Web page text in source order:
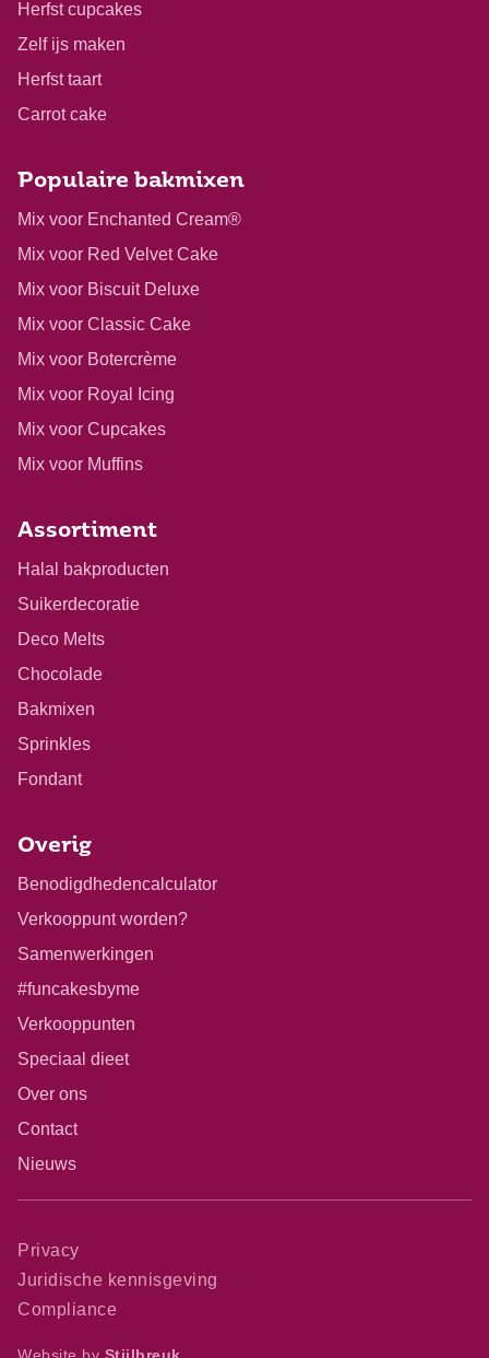
Herfst cupcakes
Zelf ijs maken
Herfst taart
Carrot cake
Populaire bakmixen
Mix voor Enchanted Cream®
Mix voor Red Velvet Cake
Mix voor Biscuit Deluxe
Mix voor Classic Cake
Mix voor Botercrème
Mix voor Royal Icing
Mix voor Cupcakes
Mix voor Muffins
Assortiment
Halal bakproducten
Suikerdecoratie
Deco Melts
Chocolade
Bakmixen
Sprinkles
Fondant
Overig
Benodigdhedencalculator
Verkooppunt worden?
Samenwerkingen
#funcakesbyme
Verkooppunten
Speciaal dieet
Over ons
Contact
Nieuws
Privacy
Juridische kennisgeving
Compliance